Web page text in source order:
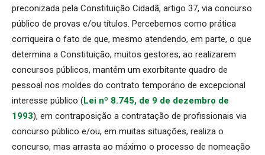
preconizada pela Constituição Cidadã, artigo 37, via concurso
público de provas e/ou títulos. Percebemos como prática
corriqueira o fato de que, mesmo atendendo, em parte, o que
determina a Constituição, muitos gestores, ao realizarem
concursos públicos, mantém um exorbitante quadro de
pessoal nos moldes do contrato temporário de excepcional
interesse público (Lei nº 8.745, de 9 de dezembro de
1993), em contraposição a contratação de profissionais via
concurso público e/ou, em muitas situações, realiza o
concurso, mas arrasta ao máximo o processo de nomeação